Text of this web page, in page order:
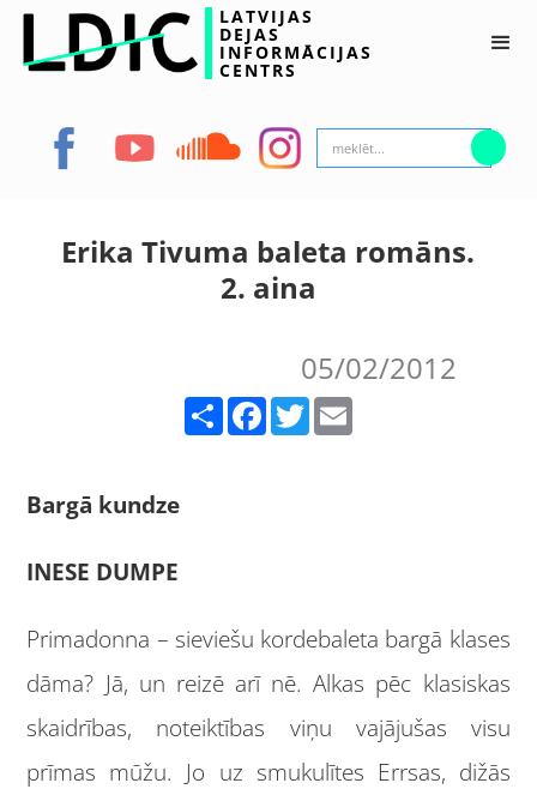
LATVIJAS
DEJAS
INFORMĀCIJAS
CENTRS
Erika Tivuma baleta romāns.
2. aina
05/02/2012
Facebook Twitter
Bargā kundze
INESE DUMPE
Primadonna – sieviešu kordebaleta bargā klases
dāma? Jā, un reizē arī nē. Alkas pēc klasiskas
skaidrības, noteiktības viņu vajājušas visu
prīmas mūžu. Jo uz smukulītes Errsas, dižās